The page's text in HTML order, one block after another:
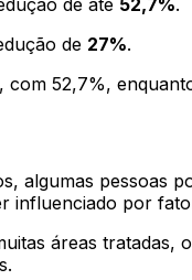
de 27%.
52,7%,
algumas pessoas
influenciado por
áreas tratadas,